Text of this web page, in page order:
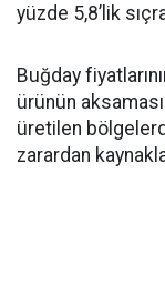
yüzde 5,8’lik
Buğday
ürünün
üretilen
zarardan